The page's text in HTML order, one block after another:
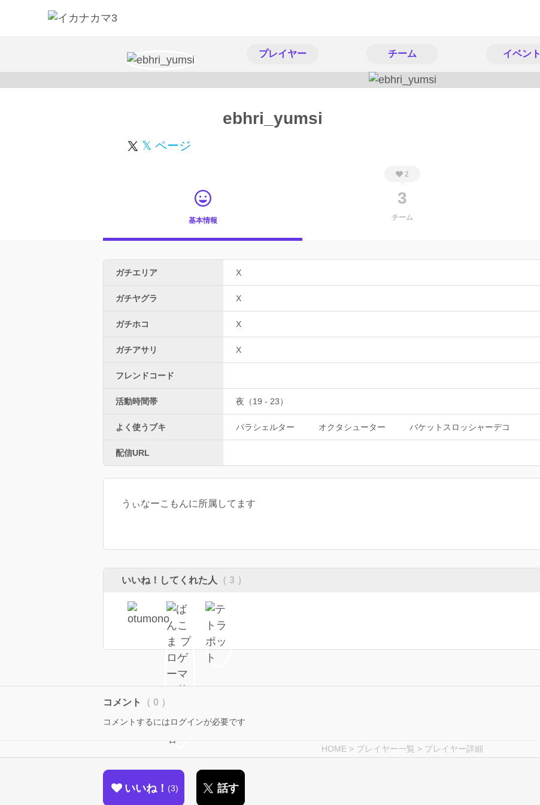
プレイヤー チーム イベント
ebhri_yumsi
𝕏 ページ
基本情報
2
3
チーム
ガチエリア X
ガチヤグラ X
ガチホコ X
ガチアサリ X
フレンドコード
活動時間帯 夜（19 - 23）
よく使うブキ パラシェルター オクタシューター バケットスロッシャーデコ
配信URL
うぃなーこもんに所属してます
いいね！してくれた人 （ 3 ）
コメント （ 0 ）
コメントするにはログインが必要です
HOME > プレイヤー一覧 > プレイヤー詳細
いいね！ 3 話す